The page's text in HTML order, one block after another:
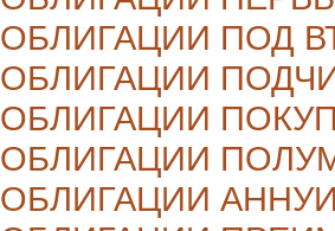
ОБЛИГАЦИИ ПОД
ОБЛИГАЦИИ
ОБЛИГАЦИИ
ОБЛИГАЦИИ
ОБЛИГАЦИИ